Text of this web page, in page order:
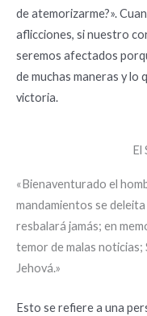
de atemorizarme?».
aflicciones, si nuestro
seremos afectados
de muchas maneras y lo
victoria.
El
«Bienaventurado el
mandamientos se
resbalará jamás; en
temor de malas
Jehová.»
Esto se refiere a una